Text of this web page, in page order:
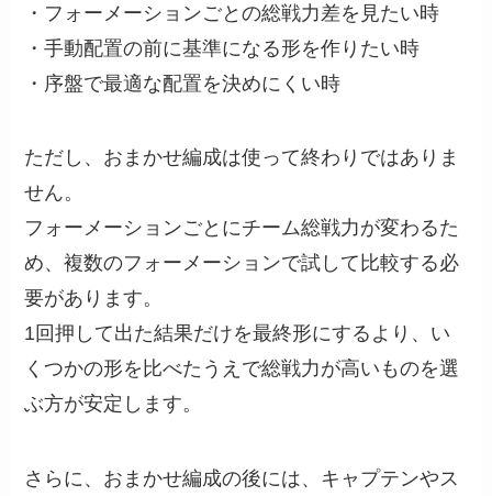
・フォーメーションごとの総戦力差を見たい時
・手動配置の前に基準になる形を作りたい時
・序盤で最適な配置を決めにくい時
ただし、おまかせ編成は使って終わりではありま
せん。
フォーメーションごとにチーム総戦力が変わるた
め、複数のフォーメーションで試して比較する必
要があります。
1回押して出た結果だけを最終形にするより、い
くつかの形を比べたうえで総戦力が高いものを選
ぶ方が安定します。
さらに、おまかせ編成の後には、キャプテンやス